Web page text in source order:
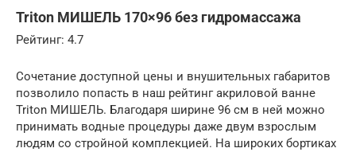
Triton МИШЕЛЬ 170×96 без гидромассажа
Рейтинг: 4.7
Сочетание доступной цены и внушительных габаритов
позволило попасть в наш рейтинг акриловой ванне
Triton МИШЕЛЬ. Благодаря ширине 96 см в ней можно
принимать водные процедуры даже двум взрослым
людям со стройной комплекцией. На широких бортиках